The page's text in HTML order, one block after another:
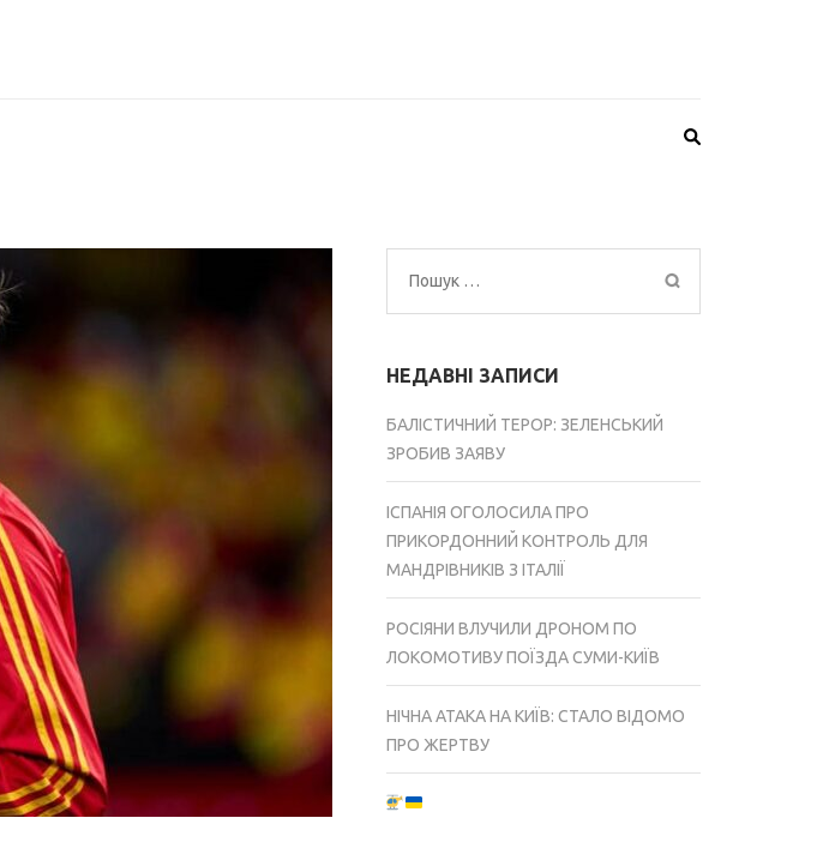
Пошук:
НЕДАВНІ ЗАПИСИ
БАЛІСТИЧНИЙ ТЕРОР: ЗЕЛЕНСЬКИЙ
ЗРОБИВ ЗАЯВУ
ІСПАНІЯ ОГОЛОСИЛА ПРО
ПРИКОРДОННИЙ КОНТРОЛЬ ДЛЯ
МАНДРІВНИКІВ З ІТАЛІЇ
РОСІЯНИ ВЛУЧИЛИ ДРОНОМ ПО
ЛОКОМОТИВУ ПОЇЗДА СУМИ-КИЇВ
НІЧНА АТАКА НА КИЇВ: СТАЛО ВІДОМО
ПРО ЖЕРТВУ